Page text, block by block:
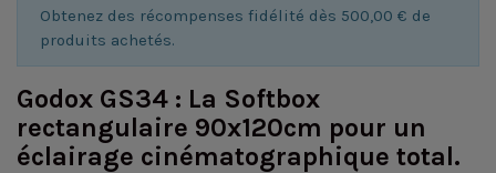
Obtenez des récompenses fidélité dès 500,00 € de
produits achetés.
Godox GS34 : La Softbox
rectangulaire 90x120cm pour un
éclairage cinématographique total.